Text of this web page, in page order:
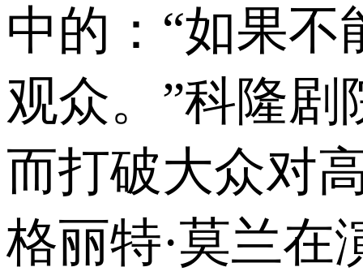
中的：“如果
观众。”科隆
而打破大众对
格丽特·莫兰在